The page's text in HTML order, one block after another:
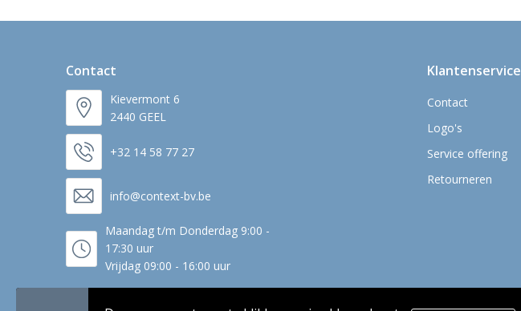
Contact
Kievermont 6
2440 GEEL
+32 14 58 77 27
info@context-bv.be
Maandag t/m Donderdag 9:00 -
17:30 uur
Vrijdag 09:00 - 16:00 uur
Klantenservice
Contact
Logo's
Service offering
Retourneren